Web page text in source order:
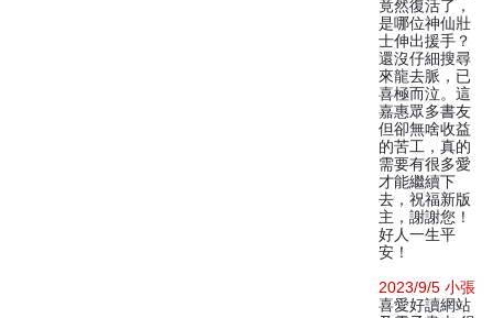
竟然復活了，
是哪位神仙壯
士伸出援手？
還沒仔細搜尋
來龍去脈，已
喜極而泣。這
嘉惠眾多書友
但卻無啥收益
的苦工，真的
需要有很多愛
才能繼續下
去，祝福新版
主，謝謝您！
好人一生平
安！
2023/9/5 小張
喜愛好讀網站